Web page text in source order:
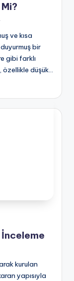
ve kısa
duyurmuş bir
gibi farklı
düşük…
kurulan
yapısıyla